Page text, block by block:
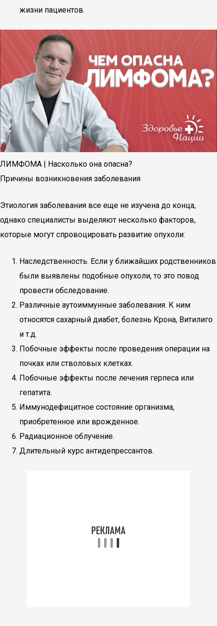
жизни пациентов.
ЛИМФОМА | Насколько она опасна?
Причины возникновения заболевания
Этиология заболевания все еще не изучена до конца,
однако специалисты выделяют несколько факторов,
которые могут спровоцировать развитие опухоли:
Наследственность. Если у ближайших родственников
были выявлены подобные опухоли, то это повод
провести обследование.
Различные аутоиммунные заболевания. К ним
относятся сахарный диабет, болезнь Крона, Витилиго
и т.д.
Побочные эффекты после проведения операции на
почках или стволовых клетках.
Побочные эффекты после лечения герпеса или
гепатита.
Иммунодефицитное состояние организма,
приобретенное или врожденное.
Радиационное облучение.
Длительный курс антидепрессантов.